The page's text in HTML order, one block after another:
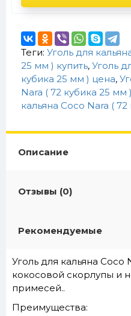
Теги: Уголь для
25 мм ) купить, Уголь
кубика 25 мм ) цена,
Nara ( 72 кубика 25
кальяна Coco Nara (
Описание
Отзывы (0)
Рекомендуемые
Уголь для кальяна Coco
кокосовой скорлупы и
примесей..
Преимущества: